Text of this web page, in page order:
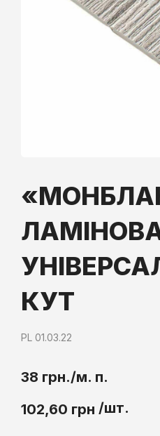
КУТ
PL 01.03.22
38 грн./м. п.
102,60 грн /шт.